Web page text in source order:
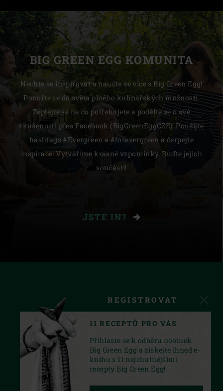
BIG GREEN EGG KOMUNITA
Nechte se inspirovat a naučte se více s Big Green Egg!
Ponořte se do světa plného kulinářských možností.
Zeptejte se na co potřebujete a podělte se o své
zkušenosti přes Facebook (BigGreenEggCZE). Použijte
hashtags #Evergreen a #forevergreen a čerpejte
inspirace! Vytváříme krásné vzpomínky. Buďte jejich
součástí!
JSTE IN?
REGISTROVAT
11 RECEPTŮ PRO VÁS
Přihlaste se k odběru novinek
Big Green Egg a získejte ihned e-
knihu s 11 nejchutnějšími
recepty Big Green Egg!